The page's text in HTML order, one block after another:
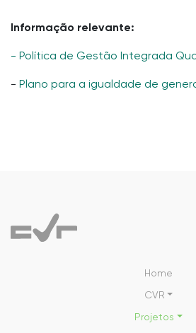
Informação relevante:
- Política de Gestão Integrada
- Plano para a igualdade de
Home
CVR
Projetos